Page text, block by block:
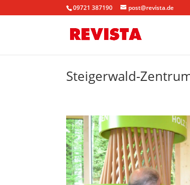
09721 387190 post@revista.de
Steigerwald-